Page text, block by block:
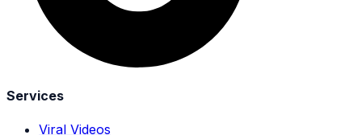
Services
Viral Videos